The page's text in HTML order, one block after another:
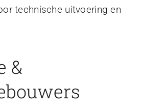
technische uitvoering en
&